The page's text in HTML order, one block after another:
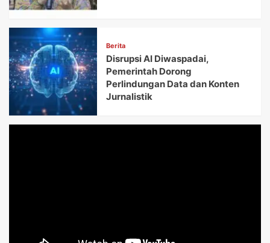
Berita
Disrupsi AI Diwaspadai,
Pemerintah Dorong
Perlindungan Data dan Konten
Jurnalistik